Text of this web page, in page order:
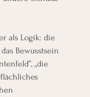
als Logik: die
Bewusstsein
„die